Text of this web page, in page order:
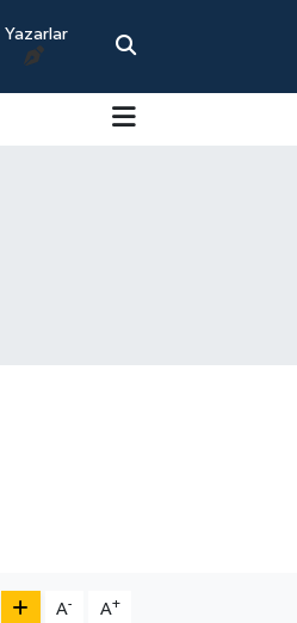
Yazarlar
A- A+